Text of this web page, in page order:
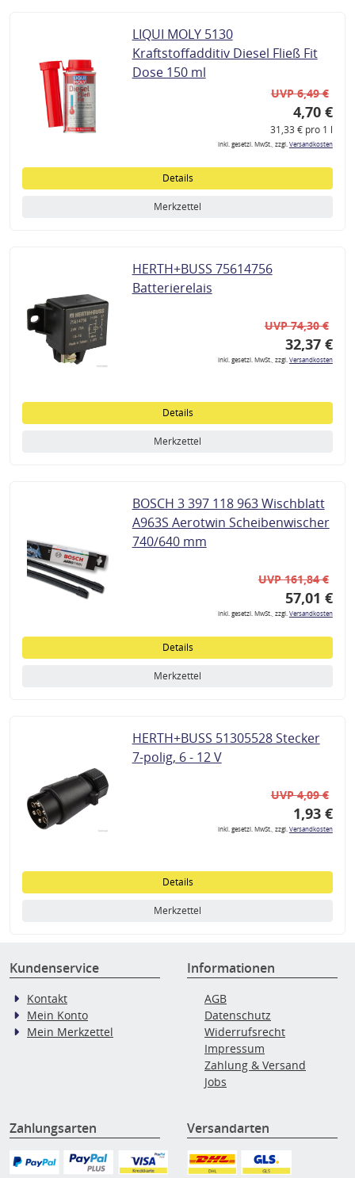
LIQUI MOLY 5130
Kraftstoffadditiv Diesel Fließ Fit
Dose 150 ml
UVP 6,49 €
4,70 €
31,33 € pro 1 l
inkl. gesetzl. MwSt., zzgl.Versandkosten
Details
Merkzettel
HERTH+BUSS 75614756
Batterierelais
UVP 74,30 €
32,37 €
inkl. gesetzl. MwSt., zzgl.Versandkosten
Details
Merkzettel
BOSCH 3 397 118 963 Wischblatt
A963S Aerotwin Scheibenwischer
740/640 mm
UVP 161,84 €
57,01 €
inkl. gesetzl. MwSt., zzgl.Versandkosten
Details
Merkzettel
HERTH+BUSS 51305528 Stecker
7-polig, 6 - 12 V
UVP 4,09 €
1,93 €
inkl. gesetzl. MwSt., zzgl.Versandkosten
Details
Merkzettel
Kundenservice
Kontakt
Mein Konto
Mein Merkzettel
Informationen
AGB
Datenschutz
Widerrufsrecht
Impressum
Zahlung & Versand
Jobs
Zahlungsarten Versandarten